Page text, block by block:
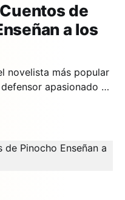
de
a los
novelista más popular
apasionado de
relevantes
transformador de